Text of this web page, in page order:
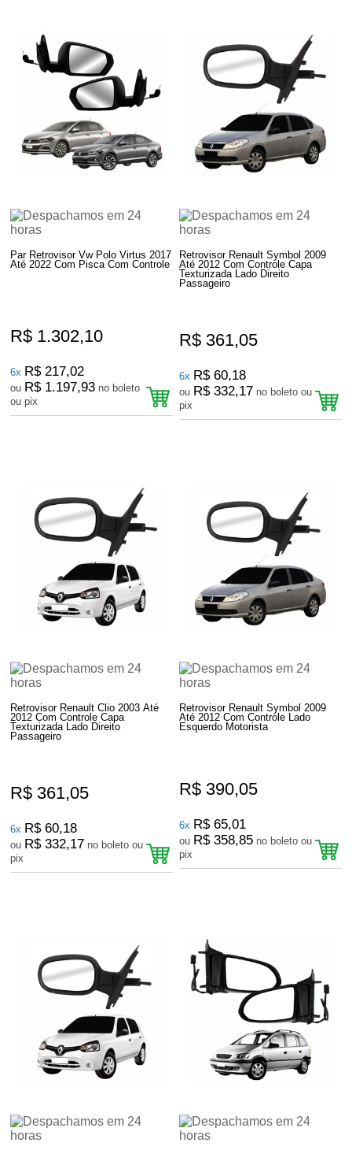
Par Retrovisor Vw Polo Virtus 2017
Até 2022 Com Pisca Com Controle
R$ 1.302,10
6x R$ 217,02
ou R$ 1.197,93 no boleto
ou pix
Retrovisor Renault Symbol 2009
Até 2012 Com Controle Capa
Texturizada Lado Direito
Passageiro
R$ 361,05
6x R$ 60,18
ou R$ 332,17 no boleto ou
pix
Retrovisor Renault Clio 2003 Até
2012 Com Controle Capa
Texturizada Lado Direito
Passageiro
R$ 361,05
6x R$ 60,18
ou R$ 332,17 no boleto ou
pix
Retrovisor Renault Symbol 2009
Até 2012 Com Controle Lado
Esquerdo Motorista
R$ 390,05
6x R$ 65,01
ou R$ 358,85 no boleto ou
pix